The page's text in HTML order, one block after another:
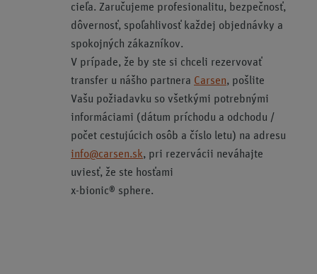
cieľa. Zaručujeme profesionalitu, bezpečnosť,
dôvernosť, spoľahlivosť každej objednávky a
spokojných zákazníkov.
V prípade, že by ste si chceli rezervovať
transfer u nášho partnera Carsen, pošlite
Vašu požiadavku so všetkými potrebnými
informáciami (dátum príchodu a odchodu /
počet cestujúcich osôb a číslo letu) na adresu
info@carsen.sk, pri rezervácii neváhajte
uviesť, že ste hosťami
x-bionic® sphere.